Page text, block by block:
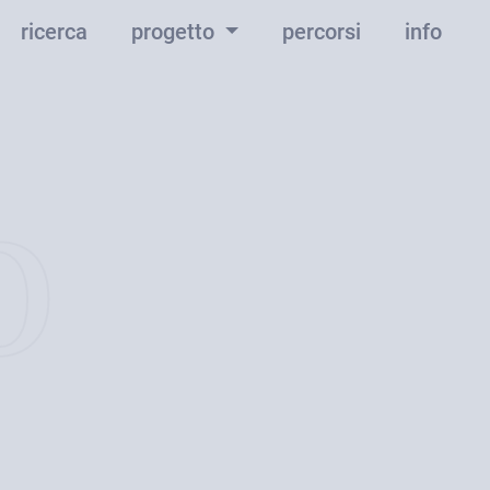
ricerca progetto percorsi info